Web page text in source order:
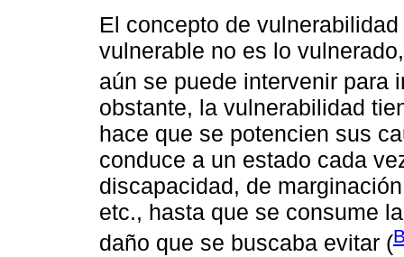
El concepto de
vulnerable no es lo
aún se puede intervenir para
obstante, la vulnerabilidad
hace que se potencien sus
conduce a un estado cada
discapacidad, de
etc., hasta que se consume
daño que se buscaba evitar (